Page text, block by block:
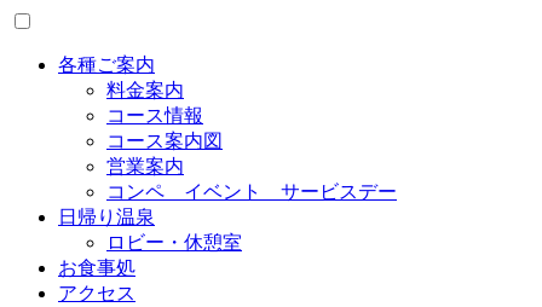
各種ご案内
料金案内
コース情報
コース案内図
営業案内
コンペ イベント サービスデー
日帰り温泉
ロビー・休憩室
お食事処
アクセス